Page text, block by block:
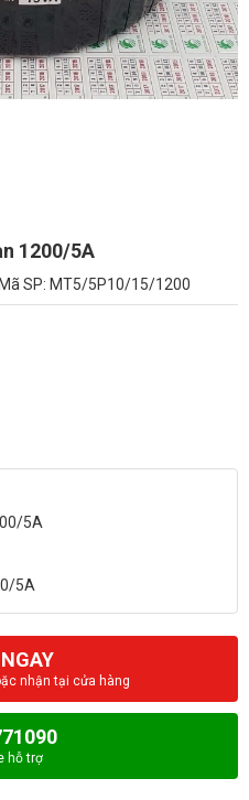
1200/5A
SP: MT5/5P10/15/1200
5A
nhận tại cửa hàng
hỗ trợ